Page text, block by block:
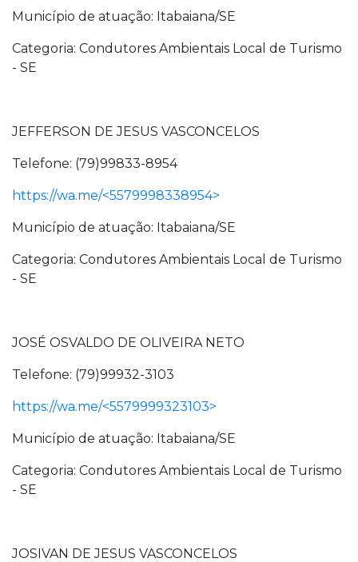
Município de atuação: Itabaiana/SE
Categoria: Condutores Ambientais Local de Turismo
- SE
JEFFERSON DE JESUS VASCONCELOS
Telefone: (79)99833-8954
https://wa.me/<5579998338954>
Município de atuação: Itabaiana/SE
Categoria: Condutores Ambientais Local de Turismo
- SE
JOSÉ OSVALDO DE OLIVEIRA NETO
Telefone: (79)99932-3103
https://wa.me/<5579999323103>
Município de atuação: Itabaiana/SE
Categoria: Condutores Ambientais Local de Turismo
- SE
JOSIVAN DE JESUS VASCONCELOS